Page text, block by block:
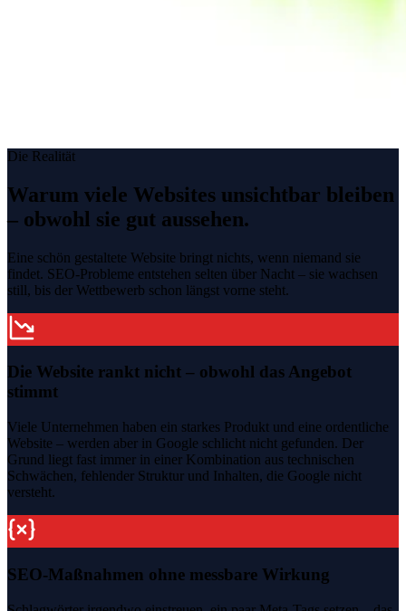
Die Realität
Warum viele Websites unsichtbar bleiben
– obwohl sie gut aussehen.
Eine schön gestaltete Website bringt nichts, wenn niemand sie
findet. SEO-Probleme entstehen selten über Nacht – sie wachsen
still, bis der Wettbewerb schon längst vorne steht.
Die Website rankt nicht – obwohl das Angebot
stimmt
Viele Unternehmen haben ein starkes Produkt und eine ordentliche
Website – werden aber in Google schlicht nicht gefunden. Der
Grund liegt fast immer in einer Kombination aus technischen
Schwächen, fehlender Struktur und Inhalten, die Google nicht
versteht.
SEO-Maßnahmen ohne messbare Wirkung